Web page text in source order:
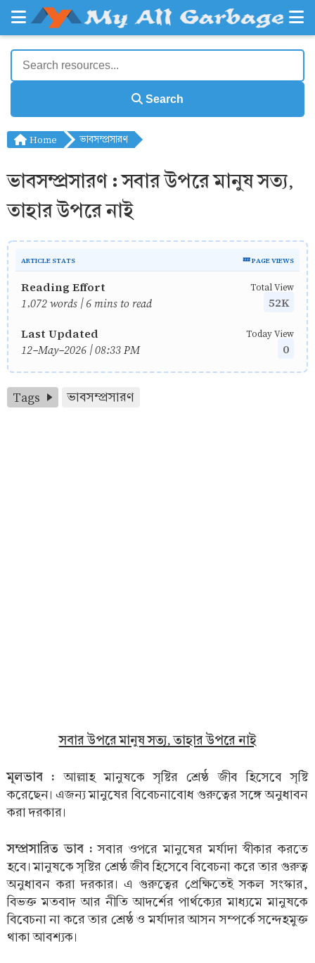
Search
Home ভাবসম্প্রসারণ
ভাবসম্প্রসারণ : সবার উপরে মানুষ সত্য,
তাহার উপরে নাই
ARTICLE STATS 💤 PAGE VIEWS
Reading Effort
1,072 words | 6 mins to read
Total View
52K
Last Updated
12-May-2026 | 08:33 PM
Today View
0
Tags ভাবসম্প্রসারণ
সবার উপরে মানুষ সত্য, তাহার উপরে নাই
মূলভাব :আল্লাহ মানুষকে সৃষ্টির শ্রেষ্ঠ জীব হিসেবে সৃষ্টি
করেছেন। এজন্য মানুষের বিবেচনাবোধ গুরুত্বের সঙ্গে অনুধাবন
করা দরকার।
সম্প্রসারিত ভাব : সবার ওপরে মানুষের মর্যাদা স্বীকার করতে
হবে। মানুষকে সৃষ্টির শ্রেষ্ঠ জীব হিসেবে বিবেচনা করে তার গুরুত্ব
অনুধাবন করা দরকার। এ গুরুত্বের প্রেক্ষিতেই সকল সংস্কার,
বিভক্ত মতবাদ আর নীতি আদর্শের পার্থক্যের মাধ্যমে মানুষকে
বিবেচনা না করে তার শ্রেষ্ঠ ও মর্যাদার আসন সম্পর্কে সন্দেহমুক্ত
থাকা আবশ্যক।